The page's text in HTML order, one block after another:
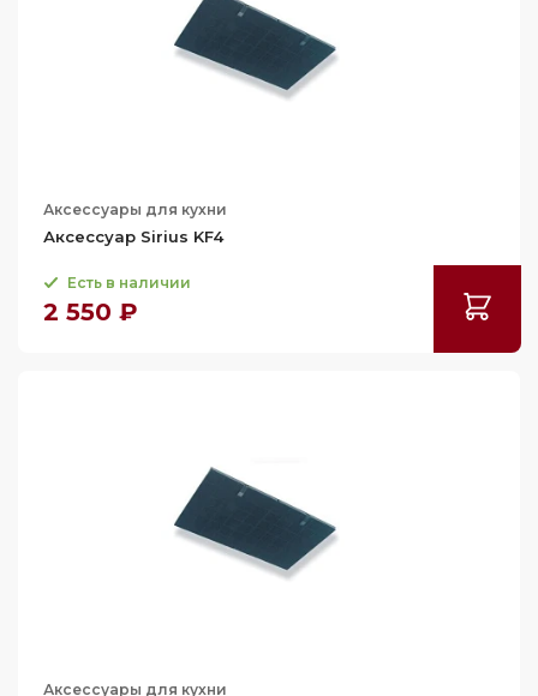
Аксессуары для кухни
Аксессуар Sirius KF4
Есть в наличии
2 550 ₽
Аксессуары для кухни